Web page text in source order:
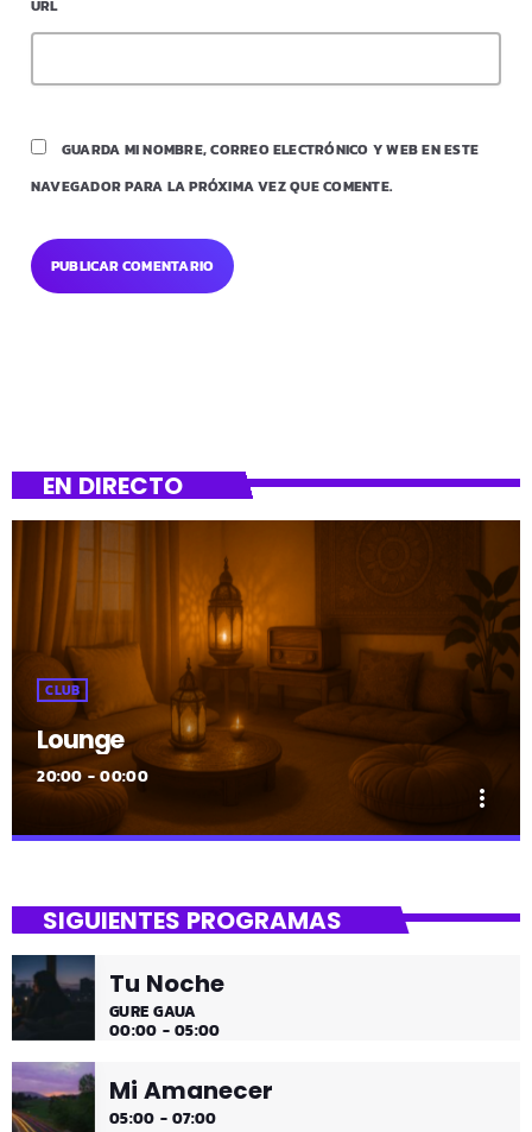
URL
GUARDA MI NOMBRE, CORREO ELECTRÓNICO Y WEB EN ESTE
NAVEGADOR PARA LA PRÓXIMA VEZ QUE COMENTE.
EN DIRECTO
CLUB
Lounge
20:00 - 00:00
more_vert
Hora de desconectar de todo
Es hora de ir desconectando, y qué mejor que hacerlo
con sonidos que nos transportan, tal vez, a islas
paradisíacas. ¿Hace una infusión? ¿Un mojito?
SIGUIENTES PROGRAMAS
Tu Noche
GURE GAUA
00:00 - 05:00
Mi Amanecer
05:00 - 07:00